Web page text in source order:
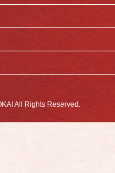
All Rights Reserved.